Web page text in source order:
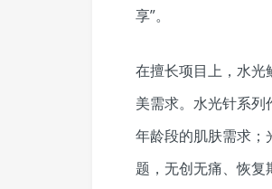
享”。
在擅长项目上，水光
美需求。水光针系
年龄段的肌肤需求；
题，无创无痛、恢复